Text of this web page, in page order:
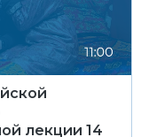
лекции 14